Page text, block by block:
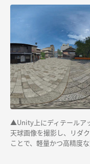
▲Unity上にディテールア
天球画像を撮影し、リダ
ことで、軽量かつ高精度